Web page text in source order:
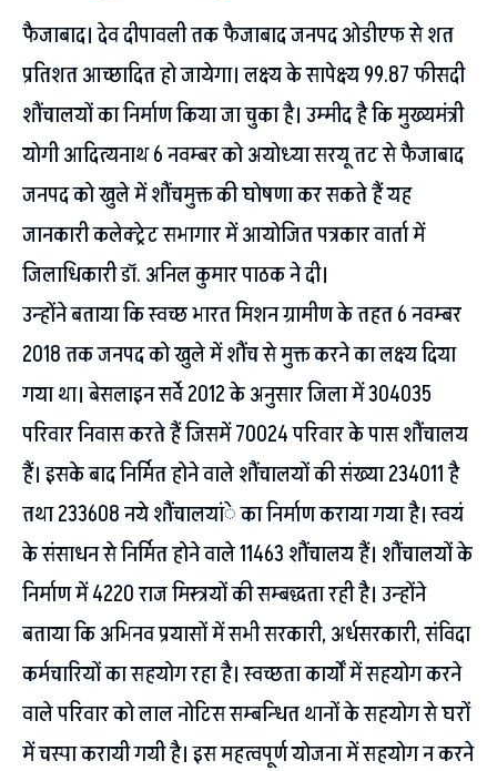
फैजाबाद। देव दीपावली तक फैजाबाद जनपद ओडीएफ से शत
प्रतिशत आच्छादित हो जायेगा। लक्ष्य के सापेक्ष्य 99.87 फीसदी
शौंचालयों का निर्माण किया जा चुका है। उम्मीद है कि मुख्यमंत्री
योगी आदित्यनाथ 6 नवम्बर को अयोध्या सरयू तट से फैजाबाद
जनपद को खुले में शौंचमुक्त की घोषणा कर सकते हैं यह
जानकारी कलेक्ट्रेट सभागार में आयोजित पत्रकार वार्ता में
जिलाधिकारी डाॅ. अनिल कुमार पाठक ने दी।
उन्होंने बताया कि स्वच्छ भारत मिशन ग्रामीण के तहत 6 नवम्बर
2018 तक जनपद को खुले में शौंच से मुक्त करने का लक्ष्य दिया
गया था। बेसलाइन सर्वे 2012 के अनुसार जिला में 304035
परिवार निवास करते हैं जिसमें 70024 परिवार के पास शौंचालय
हैं। इसके बाद निर्मित होने वाले शौंचालयों की संख्या 234011 है
तथा 233608 नये शौंचालयांे का निर्माण कराया गया है। स्वयं
के संसाधन से निर्मित होने वाले 11463 शौंचालय हैं। शौंचालयों के
निर्माण में 4220 राज मिस्त्रयों की सम्बद्धता रही है। उन्होंने
बताया कि अभिनव प्रयासों में सभी सरकारी, अर्धसरकारी, संविदा
कर्मचारियों का सहयोग रहा है। स्वच्छता कार्यों में सहयोग करने
वाले परिवार को लाल नोटिस सम्बन्धित थानों के सहयोग से घरों
में चस्पा करायी गयी है। इस महत्वपूर्ण योजना में सहयोग न करने